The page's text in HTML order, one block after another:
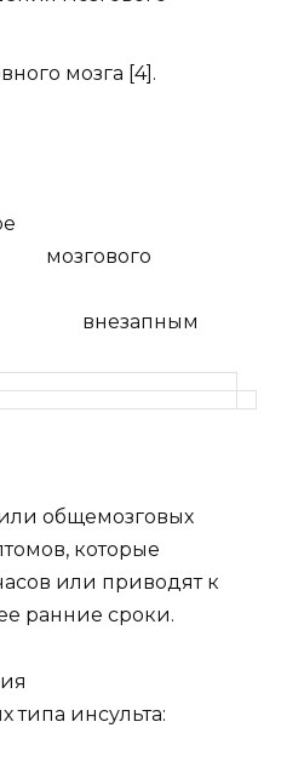
мозга [4].
внезапным
общемозговых
которые
или приводят к
ранние сроки.
типа инсульта: